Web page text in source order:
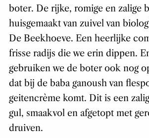
boter. De rijke, romige en zalige
huisgemaakt van zuivel van
De Beekhoeve. Een heerlijke
frisse radijs die we erin dippen.
gebruiken we de boter ook nog
dat bij de baba ganoush van
geitencrème komt. Dit is een
gul, smaakvol en afgetopt met
druiven.